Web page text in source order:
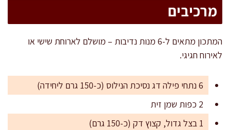
מרכיבים
המתכון מתאים ל-6 מנות נדיבות – מושלם לארוחת שישי או
לאירוח חגיגי.
6 נתחי פילה דג נסיכת הנילוס (כ-150 גרם ליחידה)
2 כפות שמן זית
1 בצל גדול, קצוץ דק (כ-150 גרם)